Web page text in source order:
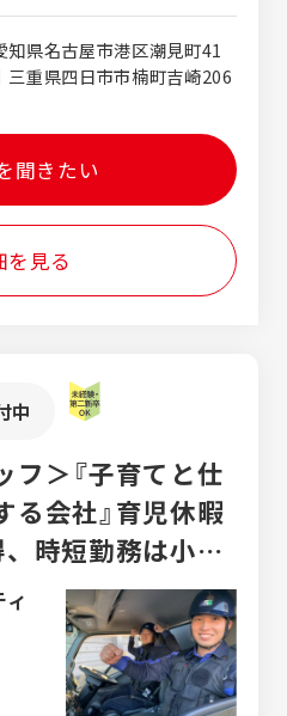
がいを感じられる仕事で
増え収入が上がります。 ※
間中の条件変更はありませ
知県名古屋市港区潮見町41
三重県四日市市楠町吉崎206
聞きたい
を見る
中
フ＞『子育てと仕
る会社』育児休暇
時短勤務は小学
能です。